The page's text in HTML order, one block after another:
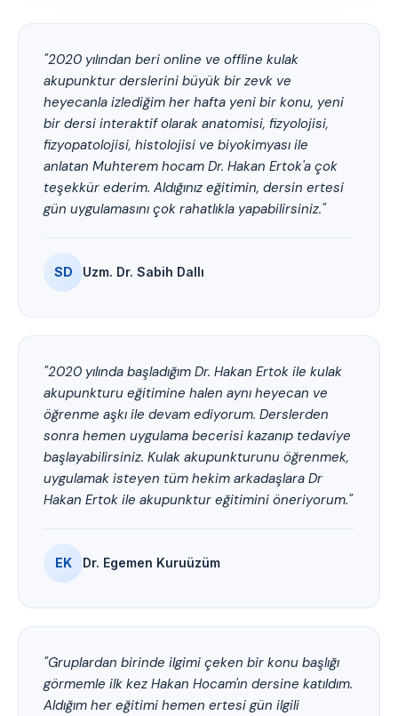
"2020 yılından beri online ve offline kulak
akupunktur derslerini büyük bir zevk ve
heyecanla izlediğim her hafta yeni bir konu, yeni
bir dersi interaktif olarak anatomisi, fizyolojisi,
fizyopatolojisi, histolojisi ve biyokimyası ile
anlatan Muhterem hocam Dr. Hakan Ertok'a çok
teşekkür ederim. Aldığınız eğitimin, dersin ertesi
gün uygulamasını çok rahatlıkla yapabilirsiniz."
SD Uzm. Dr. Sabih Dallı
"2020 yılında başladığım Dr. Hakan Ertok ile kulak
akupunkturu eğitimine halen aynı heyecan ve
öğrenme aşkı ile devam ediyorum. Derslerden
sonra hemen uygulama becerisi kazanıp tedaviye
başlayabilirsiniz. Kulak akupunkturunu öğrenmek,
uygulamak isteyen tüm hekim arkadaşlara Dr
Hakan Ertok ile akupunktur eğitimini öneriyorum."
EK Dr. Egemen Kuruüzüm
"Gruplardan birinde ilgimi çeken bir konu başlığı
görmemle ilk kez Hakan Hocam'ın dersine katıldım.
Aldığım her eğitimi hemen ertesi gün ilgili